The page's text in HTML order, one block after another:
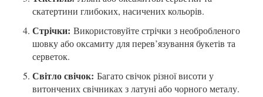
скатертини глибоких, насичених кольорів.
Стрічки: Використовуйте стрічки з необробленого
шовку або оксамиту для перев’язування букетів та
серветок.
Світло свічок: Багато свічок різної висоти у
витончених свічниках з латуні або чорного металу.